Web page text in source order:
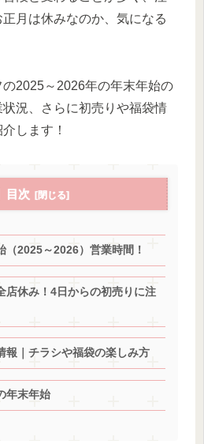
月は休みなのか、気になる
2025～2026年の年末年始の
況、さらに初売りや福袋情
します！
目次
（2025～2026）営業時間！
店休み！4日からの初売りに注
報｜チラシや福袋の楽しみ方
年末年始